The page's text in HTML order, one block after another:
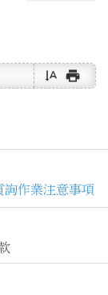
text_rotate_vertical print
詢作業注意事項